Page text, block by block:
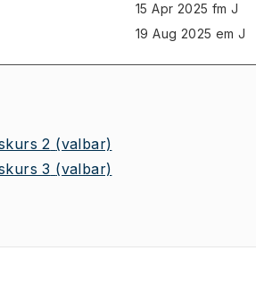
15 Apr 2025 fm J
19 Aug 2025 em J
2 (valbar)
3 (valbar)